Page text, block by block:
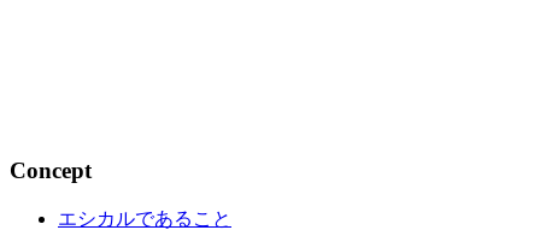
Concept
エシカルであること